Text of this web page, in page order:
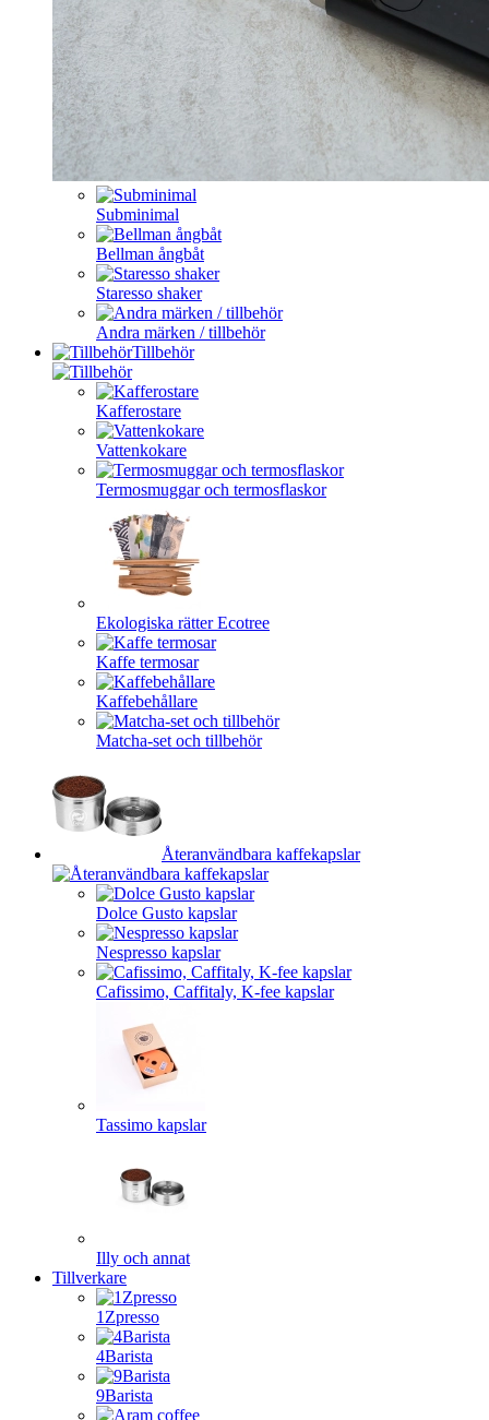
Subminimal
Bellman ångbåt
Staresso shaker
Andra märken / tillbehör
Tillbehör
Kafferostare
Vattenkokare
Termosmuggar och termosflaskor
Ekologiska rätter Ecotree
Kaffe termosar
Kaffebehållare
Matcha-set och tillbehör
Återanvändbara kaffekapslar
Dolce Gusto kapslar
Nespresso kapslar
Cafissimo, Caffitaly, K-fee kapslar
Tassimo kapslar
Illy och annat
Tillverkare
1Zpresso
4Barista
9Barista